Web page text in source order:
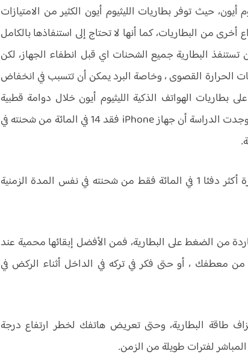
حيث توفر بطاريات الليثيوم أيون الكثير من الامتيازات
أخرى من البطاريات، كما أنها لا تحتاج إلى استنفاذها بالكامل
البطارية جميع الشحنات اي قبل انطفاء الجهاز، لكن
الحرارة القصوى ، وخاصة البرد يمكن أن تتسبب في انخفاض
الهواتف الذكية الليثيوم أيون خلال دوامة قطبية
حديثة عندما كانت درجات الحرارة دون الصفر، ووجدت الدراسة أن جهاز iPhone فقد 14 في المائة من شحنته في
كذلك فقد هاتف التحكم المحفوظ في درجة حرارة أكثر دفئا 1 في المائة فقط من شحنته في نفس المدة الزمنية
من الضغط على البطارية، فمن الأفضل إبقائها محمية عند
من معطفك ، أو حتى فكر في تركه في الداخل أثناء الركض في
طاقة البطارية، وحتى تعريض هاتفك لخطر ارتفاع درجة
لفترات طويلة من الزمن.